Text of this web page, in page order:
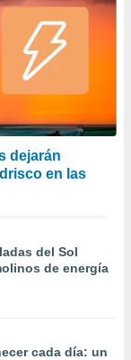
dejarán
en las
del Sol
de energía
cada día: un